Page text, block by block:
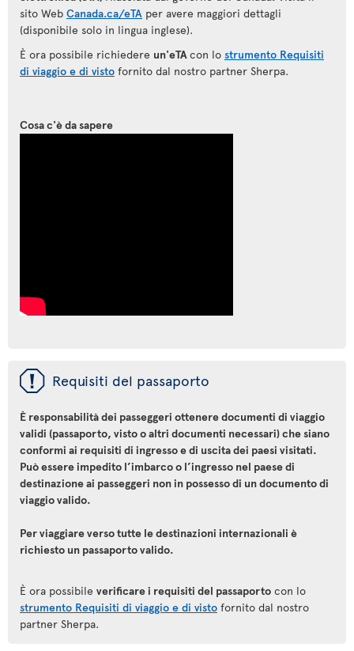
sito Web Canada.ca/eTA per avere maggiori dettagli
(disponibile solo in lingua inglese).
È ora possibile richiedere un'eTAcon lo strumento Requisiti
di viaggio e di visto fornito dal nostro partner Sherpa.
Cosa c'è da sapere
ü Requisiti del passaporto
È responsabilità dei passeggeri ottenere documenti di viaggio
validi (passaporto, visto o altri documenti necessari) che siano
conformi ai requisiti di ingresso e di uscita dei paesi visitati.
Può essere impedito l’imbarco o l’ingresso nel paese di
destinazione ai passeggeri non in possesso di un documento di
viaggio valido.
Per viaggiare verso tutte le destinazioni internazionali è
richiesto un passaporto valido.
È ora possibile verificare i requisiti del passaporto con lo
strumento Requisiti di viaggio e di visto fornito dal nostro
partner Sherpa.